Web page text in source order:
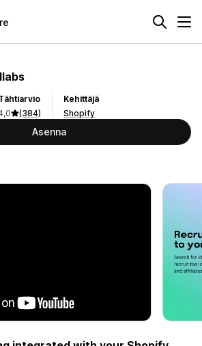
(384)
Kehittäjä
Shopify
Asenna